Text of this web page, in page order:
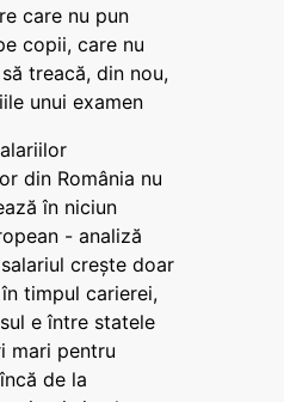
care nu pun
copii, care nu
treacă, din nou,
unui examen
din România nu
în niciun
- analiză
crește doar
timpul carierei,
e între statele
mari pentru
de la